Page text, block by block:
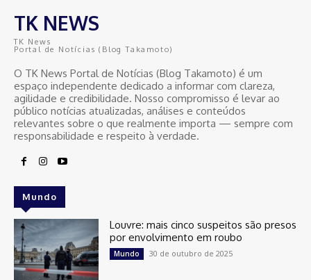
TK NEWS
TK News
Portal de Notícias (Blog Takamoto)
O TK News Portal de Notícias (Blog Takamoto) é um
espaço independente dedicado a informar com clareza,
agilidade e credibilidade. Nosso compromisso é levar ao
público notícias atualizadas, análises e conteúdos
relevantes sobre o que realmente importa — sempre com
responsabilidade e respeito à verdade.
Mundo
Louvre: mais cinco suspeitos são presos
por envolvimento em roubo
Mundo 30 de outubro de 2025